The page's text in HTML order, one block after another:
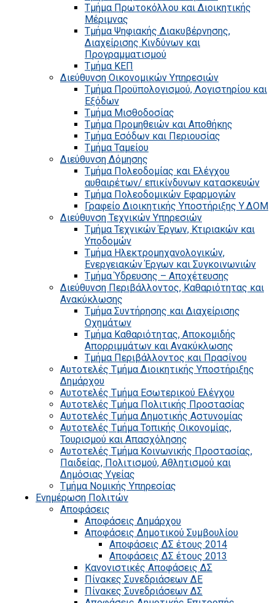
Τμήμα Πρωτοκόλλου και Διοικητικής
Μέριμνας
Τμήμα Ψηφιακής Διακυβέρνησης,
Διαχείρισης Κινδύνων και
Προγραμματισμού
Τμήμα ΚΕΠ
Διεύθυνση Οικονομικών Υπηρεσιών
Τμήμα Προϋπολογισμού, Λογιστηρίου και
Εξόδων
Τμήμα Μισθοδοσίας
Τμήμα Προμηθειών και Αποθήκης
Τμήμα Εσόδων και Περιουσίας
Τμήμα Ταμείου
Διεύθυνση Δόμησης
Τμήμα Πολεοδομίας και Ελέγχου
αυθαιρέτων/ επικίνδυνων κατασκευών
Τμήμα Πολεοδομικών Εφαρμογών
Γραφείο Διοικητικής Υποστήριξης Υ.ΔΟΜ
Διεύθυνση Τεχνικών Υπηρεσιών
Τμήμα Τεχνικών Έργων, Κτιριακών και
Υποδομών
Τμήμα Ηλεκτρομηχανολογικών,
Ενεργειακών Έργων και Συγκοινωνιών
Τμήμα Ύδρευσης – Αποχέτευσης
Διεύθυνση Περιβάλλοντος, Καθαριότητας και
Ανακύκλωσης
Τμήμα Συντήρησης και Διαχείρισης
Οχημάτων
Τμήμα Καθαριότητας, Αποκομιδής
Απορριμμάτων και Ανακύκλωσης
Τμήμα Περιβάλλοντος και Πρασίνου
Αυτοτελές Τμήμα Διοικητικής Υποστήριξης
Δημάρχου
Αυτοτελές Τμήμα Εσωτερικού Ελέγχου
Αυτοτελές Τμήμα Πολιτικής Προστασίας
Αυτοτελές Τμήμα Δημοτικής Αστυνομίας
Αυτοτελές Τμήμα Τοπικής Οικονομίας,
Τουρισμού και Απασχόλησης
Αυτοτελές Τμήμα Κοινωνικής Προστασίας,
Παιδείας, Πολιτισμού, Αθλητισμού και
Δημόσιας Υγείας
Τμήμα Νομικής Υπηρεσίας
Ενημέρωση Πολιτών
Αποφάσεις
Αποφάσεις Δημάρχου
Αποφάσεις Δημοτικού Συμβουλίου
Αποφάσεις ΔΣ έτους 2014
Αποφάσεις ΔΣ έτους 2013
Κανονιστικές Αποφάσεις ΔΣ
Πίνακες Συνεδριάσεων ΔΕ
Πίνακες Συνεδριάσεων ΔΣ